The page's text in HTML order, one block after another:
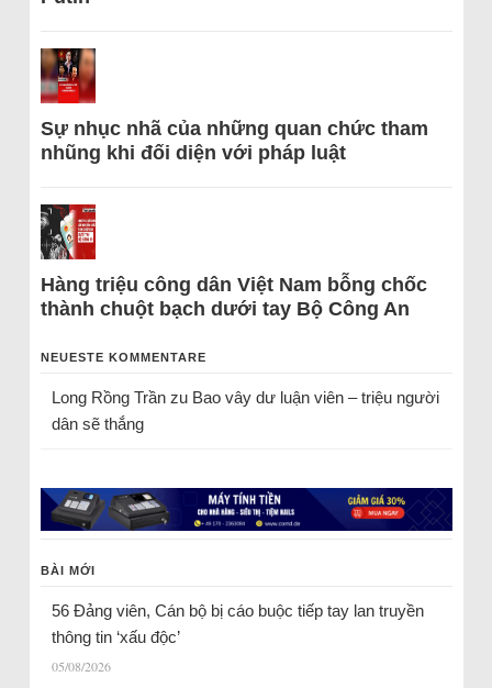
Sự nhục nhã của những quan chức tham
nhũng khi đối diện với pháp luật
Hàng triệu công dân Việt Nam bỗng chốc
thành chuột bạch dưới tay Bộ Công An
NEUESTE KOMMENTARE
Long Rồng Trầnzu Bao vây dư luận viên – triệu người
dân sẽ thắng
BÀI MỚI
56 Đảng viên, Cán bộ bị cáo buộc tiếp tay lan truyền
thông tin ‘xấu độc’
05/08/2026